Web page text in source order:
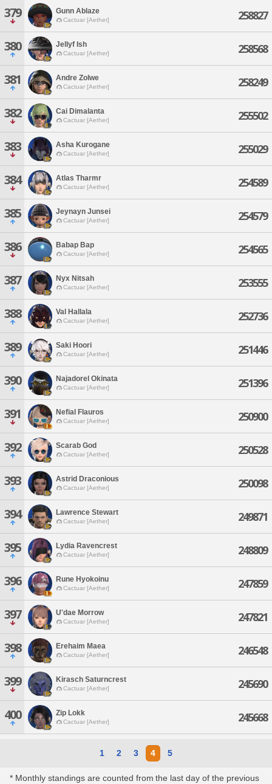
379 Gunn Ablaze
Cactuar [Aether] 258827
380 Jellyf Ish
Cactuar [Aether] 258568
381 Andre Zolwe
Cactuar [Aether] 258249
382 Cai Dimalanta
Cactuar [Aether] 255502
383 Asha Kurogane
Cactuar [Aether] 255029
384 Atlas Tharmr
Cactuar [Aether] 254589
385 Jeynayn Junsei
Cactuar [Aether] 254579
386 Babap Bap
Cactuar [Aether] 254565
387 Nyx Nitsah
Cactuar [Aether] 253555
388 Val Hallala
Cactuar [Aether] 252736
389 Saki Hoori
Cactuar [Aether] 251446
390 Najadorel Okinata
Cactuar [Aether] 251396
391 Nefial Flauros
Cactuar [Aether] 250900
392 Scarab God
Cactuar [Aether] 250528
393 Astrid Draconious
Cactuar [Aether] 250098
394 Lawrence Stewart
Cactuar [Aether] 249871
395 Lydia Ravencrest
Cactuar [Aether] 248809
396 Rune Hyokoinu
Cactuar [Aether] 247859
397 U'dae Morrow
Cactuar [Aether] 247821
398 Erehaim Maea
Cactuar [Aether] 246548
399 Kirasch Saturncrest
Cactuar [Aether] 245690
400 Zip Lokk
Cactuar [Aether] 245668
1 2 3 4 5
* Monthly standings are counted from the last day of the previous